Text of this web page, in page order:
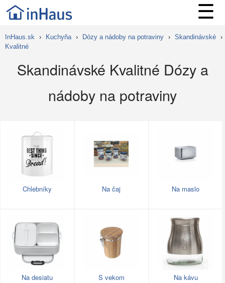
☰
InHaus.sk › Kuchyňa › Dózy a nádoby na potraviny › Skandinávské ›
Kvalitné
Skandinávské Kvalitné Dózy a
nádoby na potraviny
Chlebníky Na čaj Na maslo
Na desiatu S vekom Na kávu